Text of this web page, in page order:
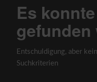
Es
gefunden
Entschuldigung, aber
Suchkriterien